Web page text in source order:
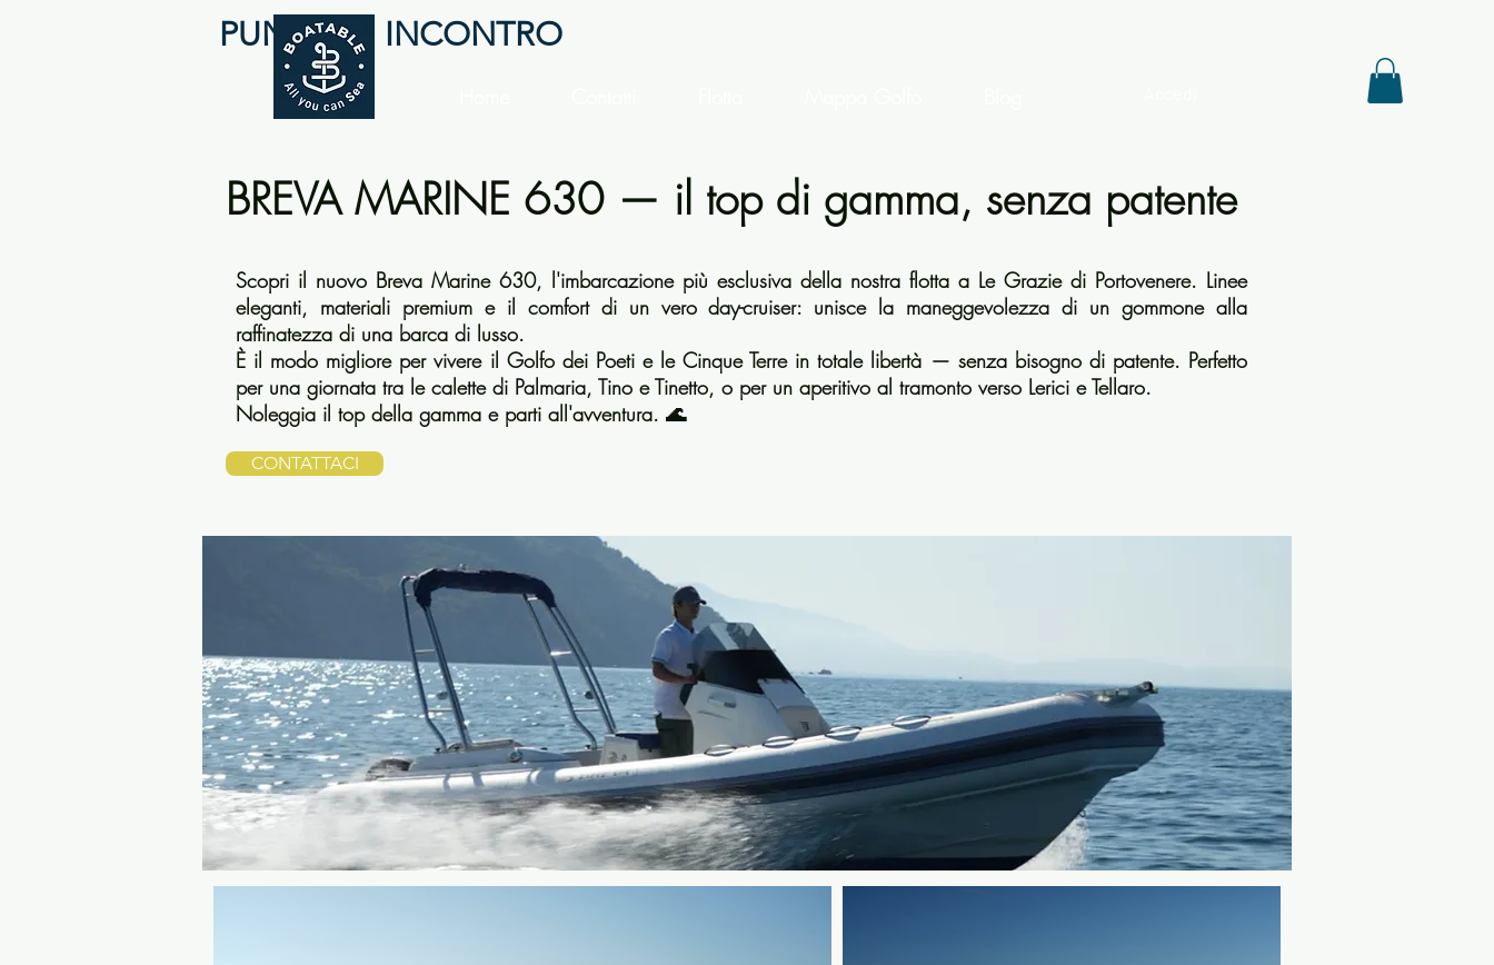
PUNTO DI INCONTRO
BREVA MARINE 630 — il top di gamma, senza patente
Scopri il nuovo Breva Marine 630, l'imbarcazione più esclusiva della nostra flotta a Le Grazie di Portovenere. Linee
eleganti, materiali premium e il comfort di un vero day-cruiser: unisce la maneggevolezza di un gommone alla
raffinatezza di una barca di lusso.
È il modo migliore per vivere il Golfo dei Poeti e le Cinque Terre in totale libertà — senza bisogno di patente. Perfetto
per una giornata tra le calette di Palmaria, Tino e Tinetto, o per un aperitivo al tramonto verso Lerici e Tellaro.
Noleggia il top della gamma e parti all'avventura. 🌊
CONTATTACI